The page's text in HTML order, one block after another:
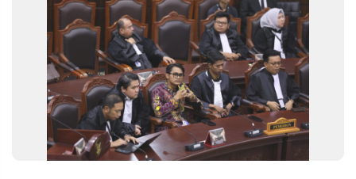
PRIVACY
POLICY
BERITA
WARGA
INFORMASI
IKLAN
KIRIM
TULISAN
PENGADUAN TERM
OF
SERVICE